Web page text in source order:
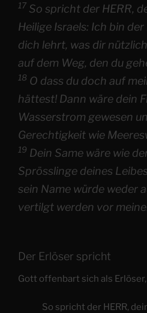
17 So spricht der HERR,
Heilige Israels: Ich bin
dich lehrt, was dir
auf dem Weg, den du
18 O dass du doch auf
hättest! Dann wäre dein
Wasserstrom gewesen
Gerechtigkeit wie
19 Dein Same wäre wie
Sprösslinge deines
sein Name würde weder
vertilgt werden vor
Der Erlöser spricht
Gott offenbart sich als
So spricht der HERR,